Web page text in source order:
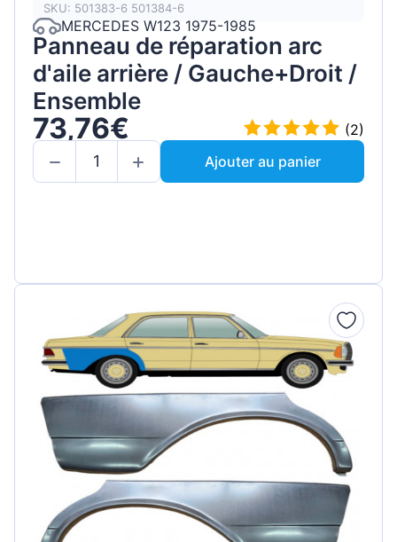
SKU: 501383-6 501384-6
MERCEDES W123 1975-1985
Panneau de réparation arc
d'aile arrière / Gauche+Droit /
Ensemble
73,76€
(2)
Ajouter au panier